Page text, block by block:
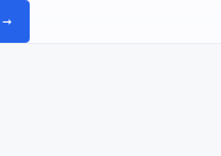
→